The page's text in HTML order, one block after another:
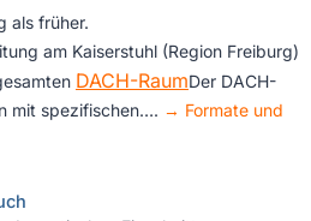
als früher.
am Kaiserstuhl (Region Freiburg)
DACH-RaumDer DACH-
mit spezifischen…. → Formate und